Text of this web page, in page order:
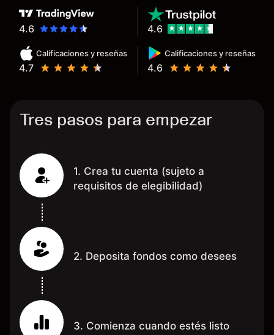
hecho de operar en un mercado
determinado, debido a los
spread y al volumen existente.
Mientras más activo seas, más
dinero te reembolsa. Muchas
4.6
Calificaciones y reseñas
4.7
Calificaciones y reseñas
4.6
4.6
Tres pasos para empezar
1. Crea tu cuenta (sujeto a
requisitos de elegibilidad)
2. Deposita fondos como desees
3. Comienza cuando estés listo